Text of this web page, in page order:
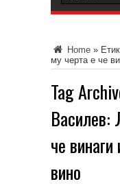
Home »
му черта е че
Tag
Василев:
че
вино